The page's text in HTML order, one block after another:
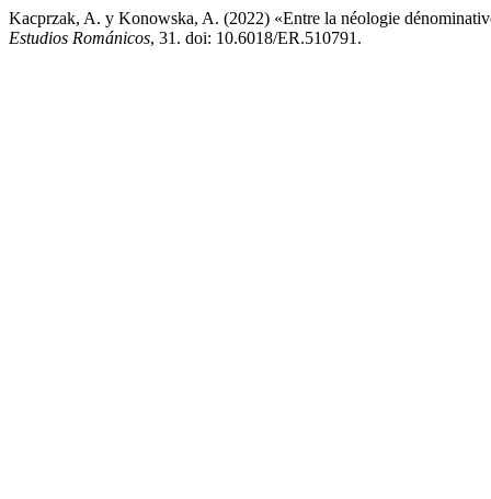
Kacprzak, A. y Konowska, A. (2022) «Entre la néologie
Estudios Románicos, 31. doi: 10.6018/ER.510791.